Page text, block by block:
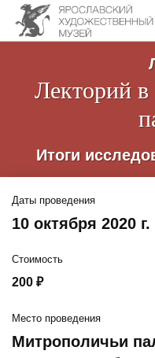
Лекторий
Итоги
Даты проведения
10 октября 2020
Стоимость
200 ₽
Место проведения
Митрополичьи